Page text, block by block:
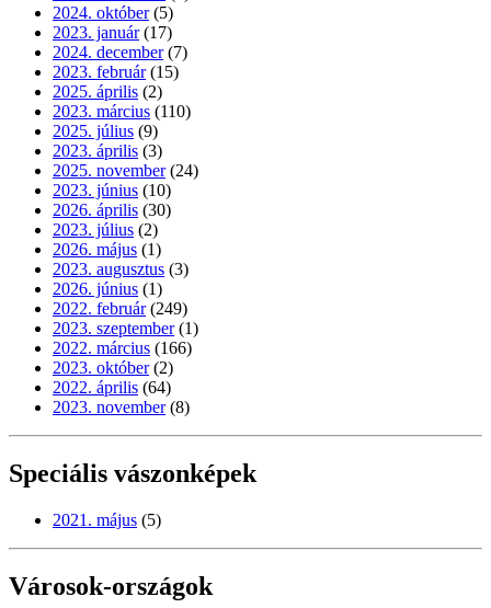
2024. október (5)
2023. január (17)
2024. december (7)
2023. február (15)
2025. április (2)
2023. március (110)
2025. július (9)
2023. április (3)
2025. november (24)
2023. június (10)
2026. április (30)
2023. július (2)
2026. május (1)
2023. augusztus (3)
2026. június (1)
2022. február (249)
2023. szeptember (1)
2022. március (166)
2023. október (2)
2022. április (64)
2023. november (8)
Speciális vászonképek
2021. május (5)
Városok-országok